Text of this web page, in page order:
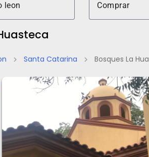
Comprar
chevron_right Santa Catarina chevron_right Bosques La